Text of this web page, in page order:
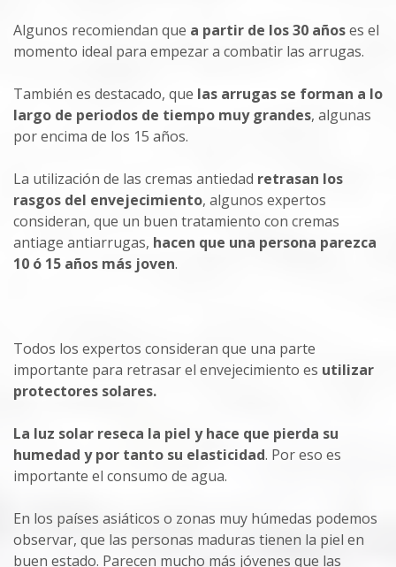
Algunos recomiendan que a partir de los 30 añoses el
momento ideal para empezar a combatir las arrugas.
También es destacado, que las arrugas se forman a lo
largo de periodos de tiempo muy grandes, algunas
por encima de los 15 años.
La utilización de las cremas antiedad retrasan los
rasgos del envejecimiento, algunos expertos
consideran, que un buen tratamiento con cremas
antiage antiarrugas, hacen que una persona parezca
10 ó 15 años más joven.
Todos los expertos consideran que una parte
importante para retrasar el envejecimiento es utilizar
protectores solares.
La luz solar reseca la piel y hace que pierda su
humedad y por tanto su elasticidad. Por eso es
importante el consumo de agua.
En los países asiáticos o zonas muy húmedas podemos
observar, que las personas maduras tienen la piel en
buen estado. Parecen mucho más jóvenes que las